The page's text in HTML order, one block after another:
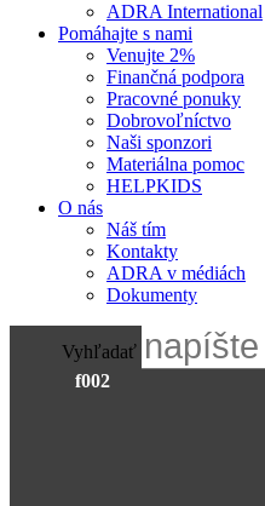
ADRA International
Pomáhajte s nami
Venujte 2%
Finančná podpora
Pracovné ponuky
Dobrovoľníctvo
Naši sponzori
Materiálna pomoc
HELPKIDS
O nás
Náš tím
Kontakty
ADRA v médiách
Dokumenty
Vyhľadať